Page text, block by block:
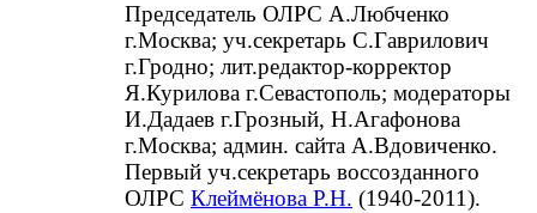
Председатель ОЛРС А.Любченко
г.Москва; уч.секретарь С.Гаврилович
г.Гродно; лит.редактор-корректор
Я.Курилова г.Севастополь; модераторы
И.Дадаев г.Грозный, Н.Агафонова
г.Москва; админ. сайта А.Вдовиченко.
Первый уч.секретарь воссозданного
ОЛРС Клеймёнова Р.Н. (1940-2011).